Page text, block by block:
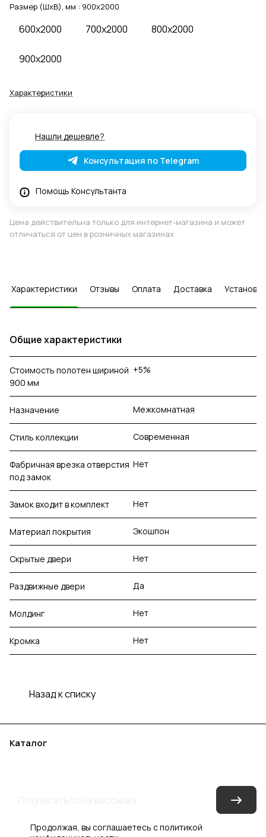
Размер (ШхВ), мм : 900x2000
600x2000 700x2000 800x2000
900x2000
Характеристики
Нашли дешевле?
Консультация по Telegram
Помощь Консультанта
Цена действительна только для интернет-магазина и может
отличаться от цен в розничных магазинах
Характеристики Отзывы Оплата Доставка Установка
Общие характеристики
Стоимость полотен шириной
900 мм
+5%
Назначение Межкомнатная
Стиль коллекции Современная
Фабричная врезка отверстия
под замок
Нет
Замок входит в комплект Нет
Материал покрытия Экошпон
Скрытые двери Нет
Раздвижные двери Да
Молдинг Нет
Кромка Нет
Назад к списку
Каталог
Продолжая, вы соглашаетесь сполитикой